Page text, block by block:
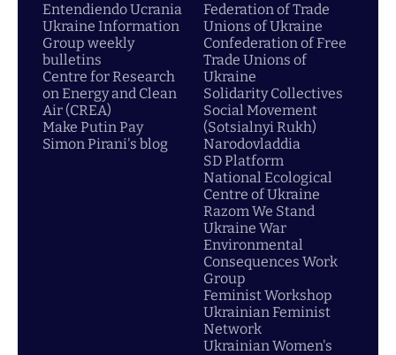
Entendiendo Ucrania
Ukraine Information
Group weekly
bulletins
Centre for Research
on Energy and Clean
Air (CREA)
Make Putin Pay
Simon Pirani's blog
Federation of Trade
Unions of Ukraine
Confederation of Free
Trade Unions of
Ukraine
Solidarity Collectives
Social Movement
(Sotsialnyi Rukh)
Narodovladdia
SD Platform
National Ecological
Centre of Ukraine
Razom We Stand
Ukraine War
Environmental
Consequences Work
Group
Feminist Workshop
Ukrainian Feminist
Network
Ukrainian Women's